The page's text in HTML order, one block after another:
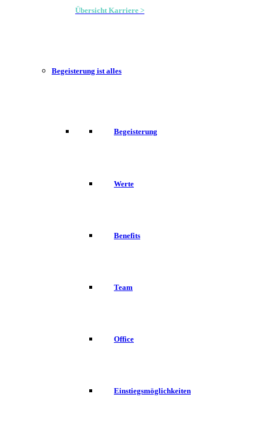
Übersicht Karriere >
Begeisterung ist alles
Begeisterung
Werte
Benefits
Team
Office
Einstiegsmöglichkeiten